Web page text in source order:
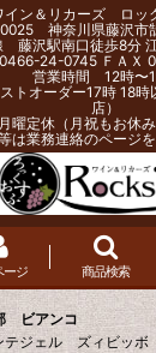
イン＆リカーズ ロッ
神奈川県藤沢市
藤沢駅南口徒歩8分
24-0745 ＦＡＸ
営業時間 12時〜
トオーダー17時 18
店）
月曜定休（月祝もお休み
は業務連絡のページを
ージ 商品検索
ビアンコ
ジェル ズィビッ